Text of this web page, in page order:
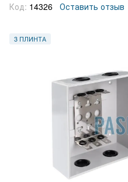
Код: 14326 Оставить отзыв
3 ПЛИНТА